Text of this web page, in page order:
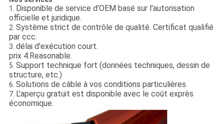
1. Disponible de service d'OEM basé sur l'autorisation
officielle et juridique.
2. Système strict de contrôle de qualité. Certificat qualifié
par ccc.
3. délai d'exécution court.
prix 4.Reasonable.
5. Support technique fort (données techniques, dessin de
structure, etc.)
6. Solutions de câble à vos conditions particulières.
7. L'aperçu gratuit est disponible avec le coût exprès
économique.